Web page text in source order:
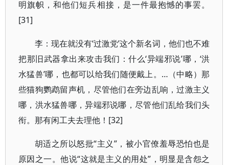
明旗帜，和他们短兵相接，是一件最抱憾的事罢。
[31]
李：现在就没有‘过激党’这个新名词，他们也不难
把那旧武器拿出来攻击我们：什么‘异端邪说’哪，‘洪
水猛兽’哪，也都可以给我们随便戴上。…（中略）那
些猫狗鹦鹉留声机，尽管他们在旁边乱响，过激主义
哪，洪水猛兽哪，异端邪说哪，尽管他们乱给我们头
衔。那有闲工夫去理他！[32]
胡适之所以怒批“主义”，被小官僚羞辱恐怕也是
原因之一。他说“这就是主义的用处”，明显是含怨之